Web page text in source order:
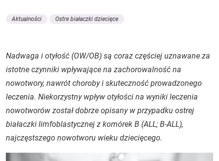
Aktualności Ostre białaczki dziecięce
Nadwaga i otyłość (OW/OB) są coraz częściej uznawane za
istotne czynniki wpływające na zachorowalność na
nowotwory, nawrót choroby i skuteczność prowadzonego
leczenia. Niekorzystny wpływ otyłości na wyniki leczenia
nowotworów został dobrze opisany w przypadku ostrej
białaczki limfoblastycznej z komórek B (ALL; B-ALL),
najczęstszego nowotworu wieku dziecięcego.